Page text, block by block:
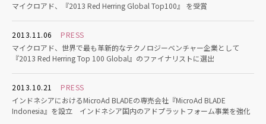
マイクロアド、『2013 Red Herring Global Top100』 を受賞
2013.11.06
PRESS
マイクロアド、世界で最も革新的なテクノロジーベンチャー企業として
『2013 Red Herring Top 100 Global』のファイナリストに選出
2013.10.21
PRESS
インドネシアにおけるMicroAd BLADEの専売会社『MicroAd BLADE
Indonesia』を設立 インドネシア国内のアドプラットフォーム事業を強化